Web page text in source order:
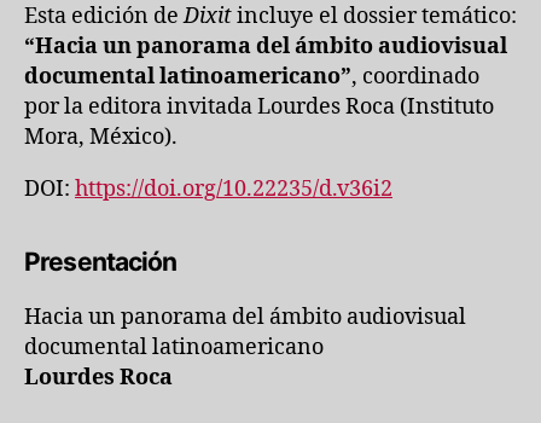
Esta edición deDixitincluye el dossier temático:
“Hacia un panorama del ámbito audiovisual
documental latinoamericano”, coordinado
por la editora invitada Lourdes Roca (Instituto
Mora, México).
DOI: https://doi.org/10.22235/d.v36i2
Presentación
Hacia un panorama del ámbito audiovisual
documental latinoamericano
Lourdes Roca